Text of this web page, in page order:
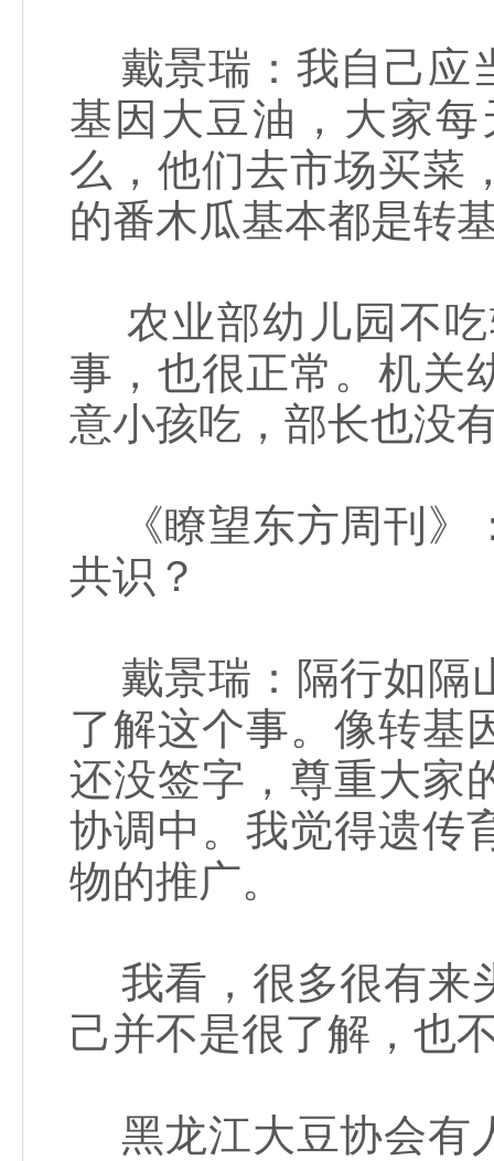
戴景瑞：我自己应
基因大豆油，大家
么，他们去市场买菜
的番木瓜基本都是转
农业部幼儿园不吃
事，也很正常。机关
意小孩吃，部长也没
《瞭望东方周刊》
共识？
戴景瑞：隔行如隔
了解这个事。像转基
还没签字，尊重大家
协调中。我觉得遗传
物的推广。
我看，很多很有来
己并不是很了解，也
黑龙江大豆协会有